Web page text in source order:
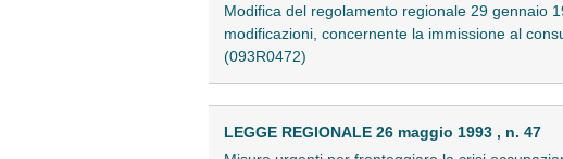
Modifica del regolamento regionale 29 gennaio
modificazioni, concernente la immissione al
(093R0472)
LEGGE REGIONALE 26 maggio 1993 , n. 47